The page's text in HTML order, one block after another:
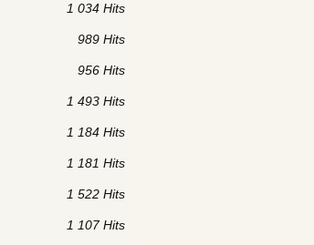
1 034 Hits
989 Hits
956 Hits
1 493 Hits
1 184 Hits
1 181 Hits
1 522 Hits
1 107 Hits